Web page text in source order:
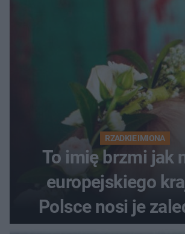
RZADKIE IMIONA
To imię brzmi jak
europejskiego
Polsce nosi je